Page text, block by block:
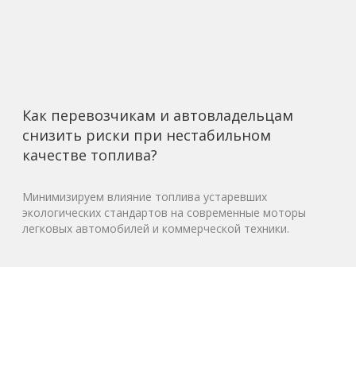
Как перевозчикам и автовладельцам
снизить риски при нестабильном
качестве топлива?
Минимизируем влияние топлива устаревших
экологических стандартов на современные моторы
легковых автомобилей и коммерческой техники.